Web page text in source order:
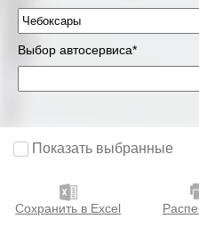
Выбор автосервиса*
Показать выбранные
Сохранить в Excel